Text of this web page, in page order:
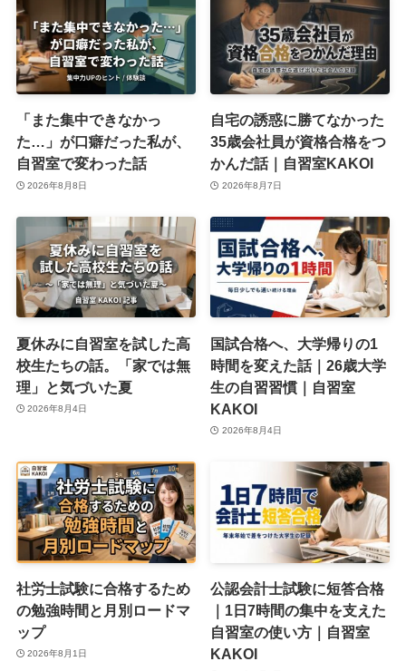
「また集中できなかっ
た…」が口癖だった私が、
自習室で変わった話
2026年8月8日
自宅の誘惑に勝てなかった
35歳会社員が資格合格をつ
かんだ話｜自習室KAKOI
2026年8月7日
夏休みに自習室を試した高
校生たちの話。「家では無
理」と気づいた夏
2026年8月4日
国試合格へ、大学帰りの1
時間を変えた話｜26歳大学
生の自習習慣｜自習室
KAKOI
2026年8月4日
社労士試験に合格するため
の勉強時間と月別ロードマ
ップ
2026年8月1日
公認会計士試験に短答合格
｜1日7時間の集中を支えた
自習室の使い方｜自習室
KAKOI